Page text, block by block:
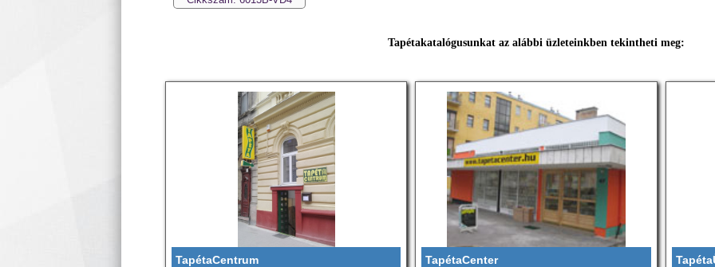
Tapétakatalógusunkat az alábbi üzleteinkben tekintheti meg:
TapétaCentrum TapétaCenter